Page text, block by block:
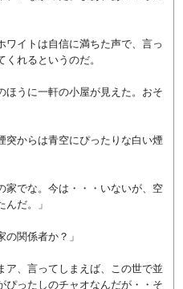
ワイトは自信に満ちた声で、言っ
れるというのだ。
ほうに一軒の小屋が見えた。おそ
突からは青空にぴったりな白い煙
でな。今は・・・いないが、空
だ。」
関係者か？」
ア、言ってしまえば、この世で並
ぴったしのチャオなんだが・・そ